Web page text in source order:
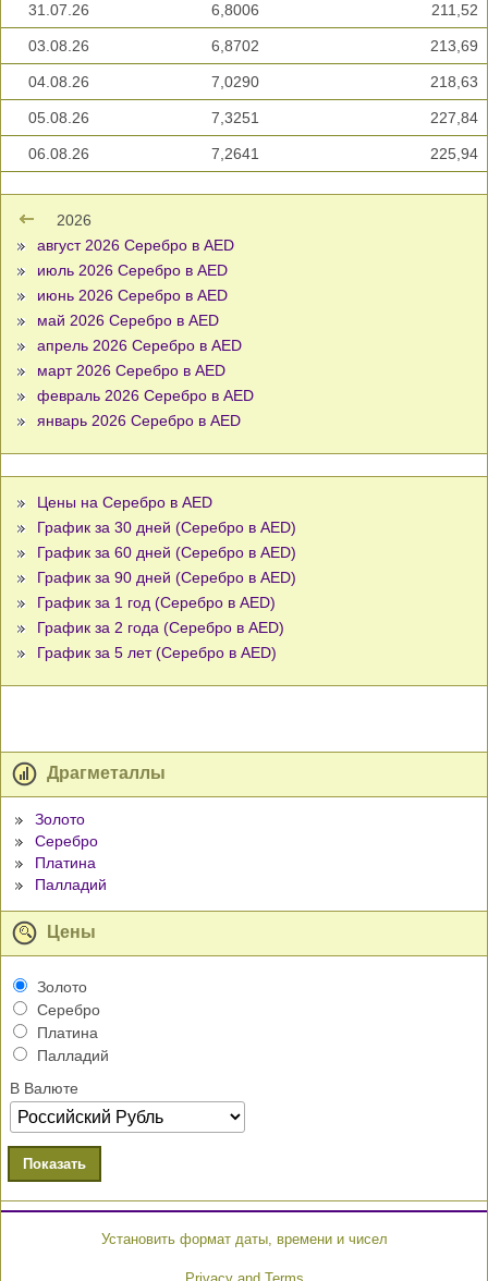
31.07.26 6,8006 211,52
03.08.26 6,8702 213,69
04.08.26 7,0290 218,63
05.08.26 7,3251 227,84
06.08.26 7,2641 225,94
2026
август 2026 Серебро в AED
июль 2026 Серебро в AED
июнь 2026 Серебро в AED
май 2026 Серебро в AED
апрель 2026 Серебро в AED
март 2026 Серебро в AED
февраль 2026 Серебро в AED
январь 2026 Серебро в AED
Цены на Серебро в AED
График за 30 дней (Серебро в AED)
График за 60 дней (Серебро в AED)
График за 90 дней (Серебро в AED)
График за 1 год (Серебро в AED)
График за 2 года (Серебро в AED)
График за 5 лет (Серебро в AED)
Драгметаллы
Золото
Серебро
Платина
Палладий
Цены
Золото
Серебро
Платина
Палладий
В Валюте
Показать
Установить формат даты, времени и чисел
Privacy and Terms